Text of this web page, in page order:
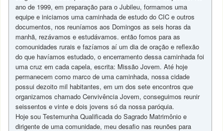
ano de 1999, em preparação para o Jubileu, formamos uma
equipe e iniciamos uma caminhada de estudo do CIC e outros
documentos, nos reuníamos aos Domingos as seis horas da
manhã, rezávamos e estudávamos. então fomos para as
comounidades rurais e fazíamos aí um dia de oração e reflexão
do que havíamos estudado, o encerramento dessa caminhada foi
uma cruz em cada capela, escrita: Missão Jovem. Até hoje
permanecem como marco de uma caminhada, nossa cidade
possui dezoito mil habitantes, em um dos sete encontros que
organizamos chamado Cenvivência Jovem, conseguimos reunir
seissentos e vinte e dois jovens só da nossa paróquia.
Hoje sou Testemunha Qualificada do Sagrado Matrimônio e
dirigente de uma comunidade, meu desafio nas reunões para